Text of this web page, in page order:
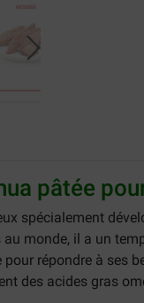
pâtée
spécialement
monde, il a un
répondre à ses
des acides gras